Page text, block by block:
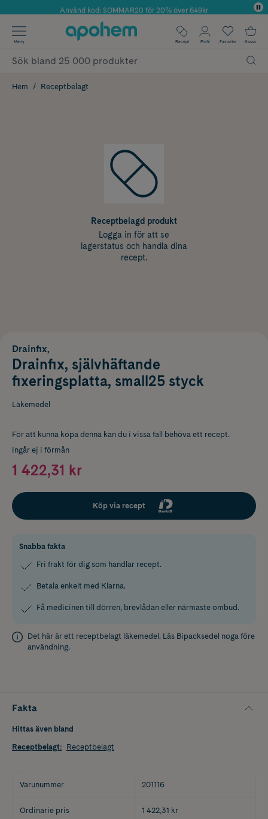
Årets Butik 2025 inom Skönhet
Använd kod: SOMMAR20 för 20% över 649kr
✓ Fri frakt
✓ Poäng på alla köp*
Meny Recept Profil Favoriter Kassa
Hem Receptbelagt
Receptbelagd produkt
Logga in för att se
lagerstatus och handla dina
recept.
Drainfix,
Drainfix, självhäftande
fixeringsplatta, small25 styck
Läkemedel
För att kunna köpa denna kan du i vissa fall behöva ett recept.
Ingår ej i förmån
1 422,31 kr
Köp via recept
Snabba fakta
Fri frakt för dig som handlar recept.
Betala enkelt med Klarna.
Få medicinen till dörren, brevlådan eller närmaste ombud.
Det här är ett receptbelagt läkemedel. Läs Bipacksedel noga före
användning.
Fakta
Hittas även bland
Receptbelagt: Receptbelagt
Varunummer 201116
Ordinarie pris 1 422,31 kr